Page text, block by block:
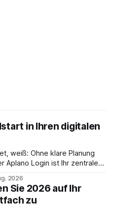
in Ihren digitalen
weiß: Ohne klare Planung
Aplano Login ist Ihr zentraler
kommunikation rund um
In diesem Leitfaden
einen reibungslosen Einstieg
2026
Sie 2026 auf Ihr
zu